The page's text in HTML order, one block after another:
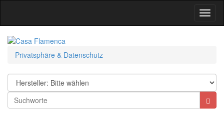
Privatsphäre & Datenschutz